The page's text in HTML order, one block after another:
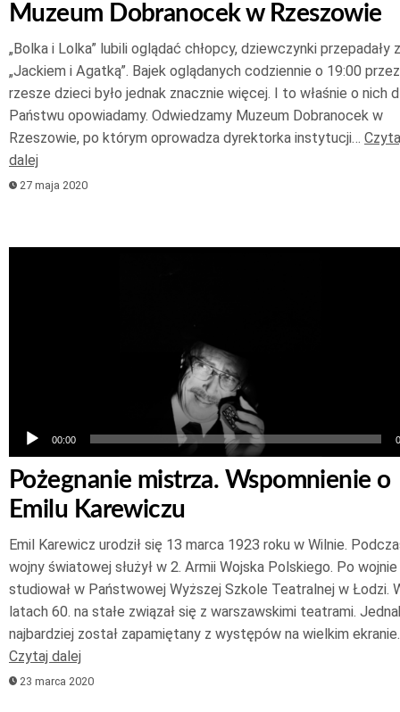
Muzeum Dobranocek w Rzeszowie
„Bolka i Lolka” lubili oglądać chłopcy, dziewczynki przepadały
„Jackiem i Agatką”. Bajek oglądanych codziennie o 19:00 przez
rzesze dzieci było jednak znacznie więcej. I to właśnie o nich
Państwu opowiadamy. Odwiedzamy Muzeum Dobranocek w
Rzeszowie, po którym oprowadza dyrektorka instytucji…
dalej
27 maja 2020
00:00
Pożegnanie mistrza. Wspomnienie o
Emilu Karewiczu
Emil Karewicz urodził się 13 marca 1923 roku w Wilnie.
wojny światowej służył w 2. Armii Wojska Polskiego. Po wojnie
studiował w Państwowej Wyższej Szkole Teatralnej w Łodzi.
latach 60. na stałe związał się z warszawskimi teatrami.
najbardziej został zapamiętany z występów na wielkim ekranie.
Czytaj dalej
23 marca 2020